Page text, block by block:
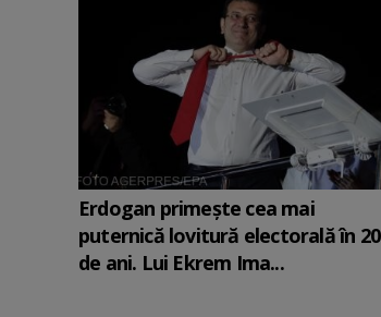
Erdogan primește cea mai
puternică lovitură electorală în 20
de ani. Lui Ekrem Ima...